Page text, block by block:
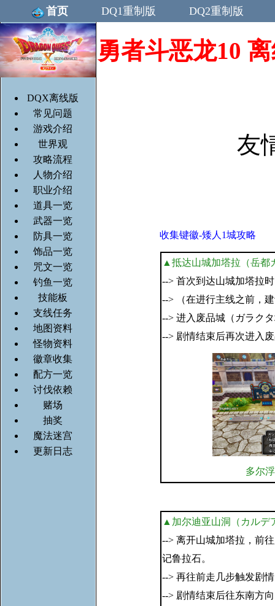
首页 DQ1重制版 DQ2重制版
DQX离线版
常见问题
游戏介绍
世界观
攻略流程
人物介绍
职业介绍
道具一览
武器一览
防具一览
饰品一览
咒文一览
钓鱼一览
技能板
支线任务
地图资料
怪物资料
徽章收集
配方一览
讨伐依赖
赌场
抽奖
魔法迷宫
更新日志
勇者斗恶龙10
友
收集键徽-矮人1城攻略
▲抵达山城加塔拉（岳都
--> 首次到达山城加塔拉
--> （在进行主线之前，
--> 进入废品城（ガラク
--> 剧情结束后再次进入
多尔
▲加尔迪亚山洞（カルデ
--> 离开山城加塔拉，前
记鲁拉石。
--> 再往前走几步触发剧
--> 剧情结束后往东南方